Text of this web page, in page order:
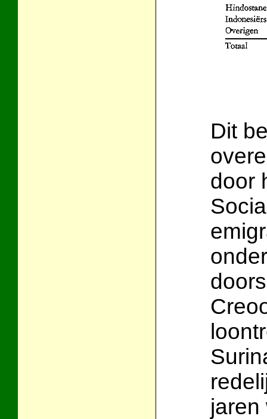
Dit
door
jaren